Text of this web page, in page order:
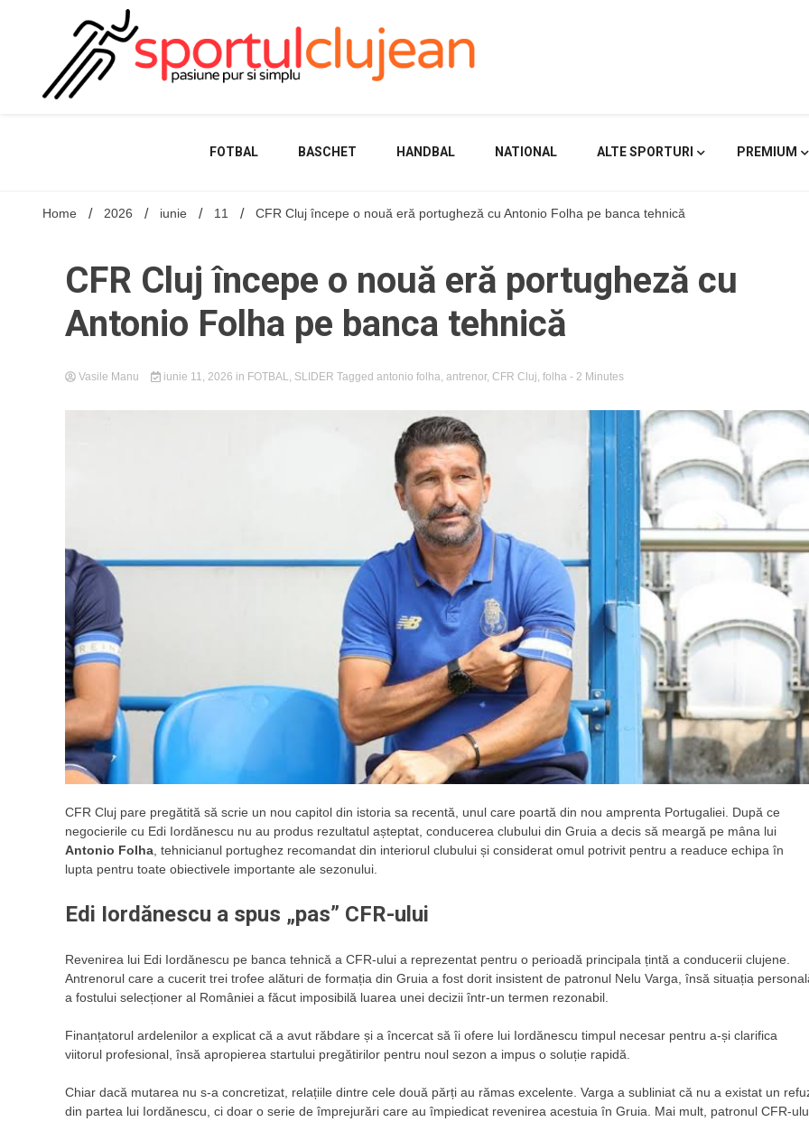
FOTBAL BASCHET HANDBAL NATIONAL ALTE SPORTURI PREMIUM
Home 2026 iunie 11 CFR Cluj începe o nouă eră portugheză cu Antonio Folha pe banca tehnică
CFR Cluj începe o nouă eră portugheză cu
Antonio Folha pe banca tehnică
Vasile Manu iunie 11, 2026 in FOTBAL, SLIDER Tagged antonio folha, antrenor, CFR Cluj, folha - 2 Minutes
CFR Cluj pare pregătită să scrie un nou capitol din istoria sa recentă, unul care poartă din nou amprenta Portugaliei. După ce
negocierile cu Edi Iordănescu nu au produs rezultatul așteptat, conducerea clubului din Gruia a decis să meargă pe mâna lui
Antonio Folha, tehnicianul portughez recomandat din interiorul clubului și considerat omul potrivit pentru a readuce echipa în
lupta pentru toate obiectivele importante ale sezonului.
Edi Iordănescu a spus „pas” CFR-ului
Revenirea lui Edi Iordănescu pe banca tehnică a CFR-ului a reprezentat pentru o perioadă principala țintă a conducerii clujene.
Antrenorul care a cucerit trei trofee alături de formația din Gruia a fost dorit insistent de patronul Nelu Varga, însă situația
a fostului selecționer al României a făcut imposibilă luarea unei decizii într-un termen rezonabil.
Finanțatorul ardelenilor a explicat că a avut răbdare și a încercat să îi ofere lui Iordănescu timpul necesar pentru a-și clarifica
viitorul profesional, însă apropierea startului pregătirilor pentru noul sezon a impus o soluție rapidă.
Chiar dacă mutarea nu s-a concretizat, relațiile dintre cele două părți au rămas excelente. Varga a subliniat că nu a existat un
din partea lui Iordănescu, ci doar o serie de împrejurări care au împiedicat revenirea acestuia în Gruia. Mai mult, patronul CFR-